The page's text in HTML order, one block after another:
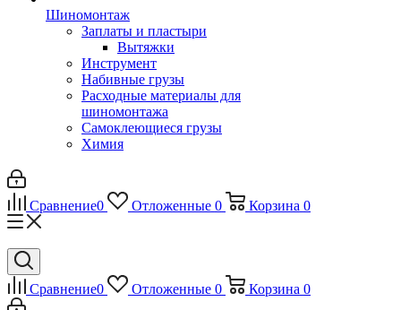
Шиномонтаж
Заплаты и пластыри
Вытяжки
Инструмент
Набивные грузы
Расходные материалы для
шиномонтажа
Самоклеющиеся грузы
Химия
Сравнение0 Отложенные 0 Корзина 0
Сравнение0 Отложенные 0 Корзина 0